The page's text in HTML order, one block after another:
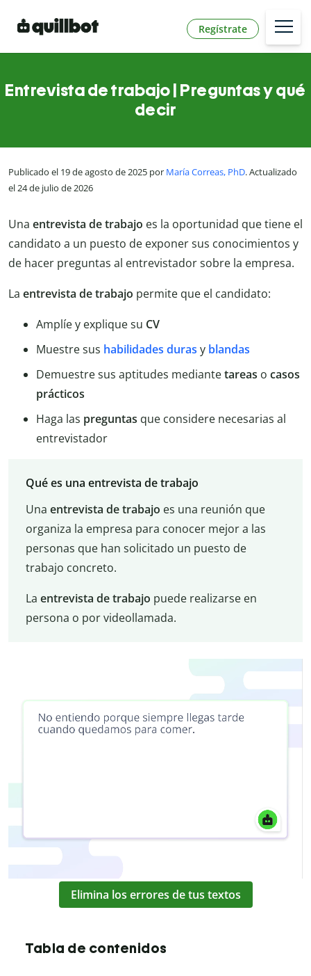
Regístrate
Entrevista de trabajo | Preguntas y qué
decir
Publicado el 19 de agosto de 2025 por María Correas, PhD. Actualizado
el 24 de julio de 2026
Una entrevista de trabajo es la oportunidad que tiene el
candidato a un puesto de exponer sus conocimientos y
de hacer preguntas al entrevistador sobre la empresa.
La entrevista de trabajo permite que el candidato:
Amplíe y explique su CV
Muestre sus habilidades duras y blandas
Demuestre sus aptitudes mediantetareas o casos
prácticos
Haga las preguntas que considere necesarias al
entrevistador
Qué es una entrevista de trabajo
Una entrevista de trabajo es una reunión que
organiza la empresa para conocer mejor a las
personas que han solicitado un puesto de
trabajo concreto.
La entrevista de trabajo puede realizarse en
persona o por videollamada.
Elimina los errores de tus textos
Tabla de contenidos